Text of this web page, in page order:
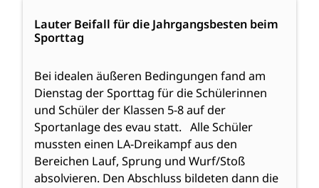
Lauter Beifall für die Jahrgangsbesten beim
Sporttag
Bei idealen äußeren Bedingungen fand am
Dienstag der Sporttag für die Schülerinnen
und Schüler der Klassen 5-8 auf der
Sportanlage des evau statt. Alle Schüler
mussten einen LA-Dreikampf aus den
Bereichen Lauf, Sprung und Wurf/Stoß
absolvieren. Den Abschluss bildeten dann die
Lauter
die
Jahrgangsbesten
beim
Sporttag